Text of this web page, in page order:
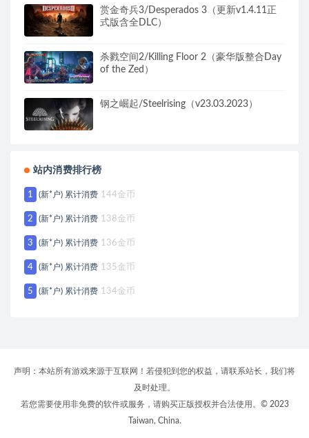
赏金奇兵3/Desperados 3（更新v1.4.11正
式版含全DLC）
杀戮空间2/Killing Floor 2（豪华版整合Day
of the Zed）
钢之崛起/Steelrising（v23.03.2023）
站内消费排行榜
1 (新*户) 累计消费 144金币
2 (新*户) 累计消费 138金币
3 (新*户) 累计消费 136金币
4 (新*户) 累计消费 135金币
5 (新*户) 累计消费 134金币
声明：本站所有游戏来源于互联网！若侵犯到您的权益，请联系站长，我们将
及时处理。
若您需要使用非免费的软件或服务，请购买正版授权并合法使用。© 2023
Taiwan, China.